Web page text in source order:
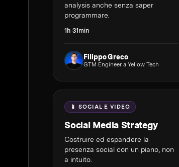
analysis anche senza saper
programmare.
1h 31min
Filippo Greco
GTM Engineer a Yellow Tech
📱 SOCIAL E VIDEO
Social Media Strategy
Costruire ed espandere la
presenza social con un piano, non
a intuito.